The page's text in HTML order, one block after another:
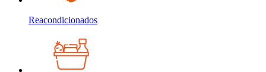
Reacondicionados